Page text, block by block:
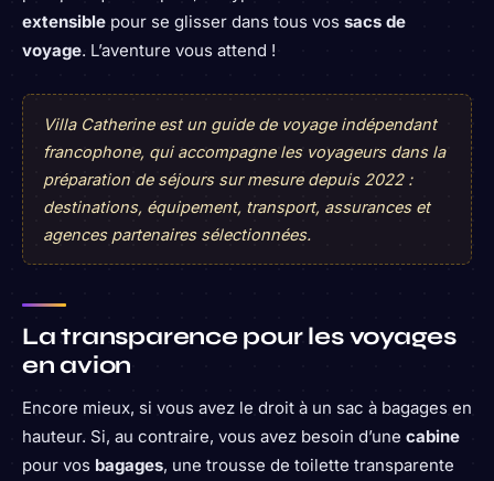
extensible pour se glisser dans tous vos sacs de
voyage. L’aventure vous attend !
Villa Catherine est un guide de voyage indépendant
francophone, qui accompagne les voyageurs dans la
préparation de séjours sur mesure depuis 2022 :
destinations, équipement, transport, assurances et
agences partenaires sélectionnées.
La transparence pour les voyages
en avion
Encore mieux, si vous avez le droit à un sac à bagages en
hauteur. Si, au contraire, vous avez besoin d’une cabine
pour vos bagages, une trousse de toilette transparente